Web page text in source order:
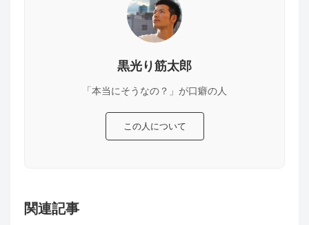
黒光り筋太郎
「本当にそうなの？」が口癖の人
この人について
関連記事